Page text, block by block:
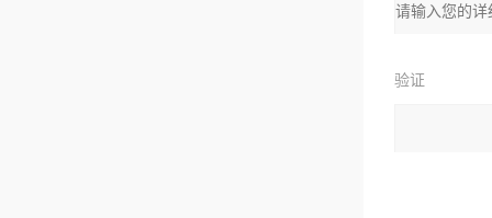
址：
验证